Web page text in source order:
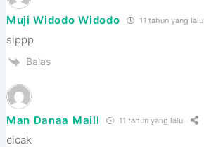
Muji Widodo Widodo 11 tahun yang lalu
sippp
Balas
Man Danaa Maill 11 tahun yang lalu
cicak